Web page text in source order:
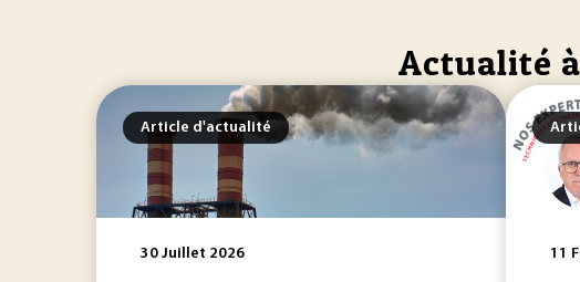
Actualité
Article d'actualité
30 Juillet 2026 11